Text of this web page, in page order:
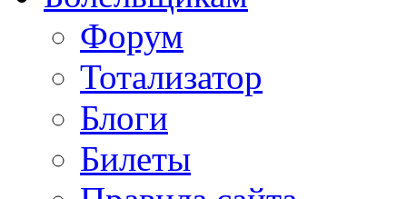
Форум
Тотализатор
Блоги
Билеты